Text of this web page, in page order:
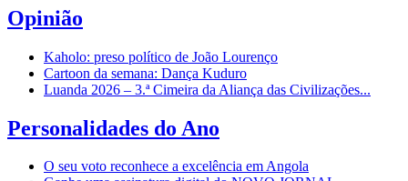
Opinião
Kaholo: preso político de João Lourenço
Cartoon da semana: Dança Kuduro
Luanda 2026 – 3.ª Cimeira da Aliança das Civilizações...
Personalidades do Ano
O seu voto reconhece a excelência em Angola